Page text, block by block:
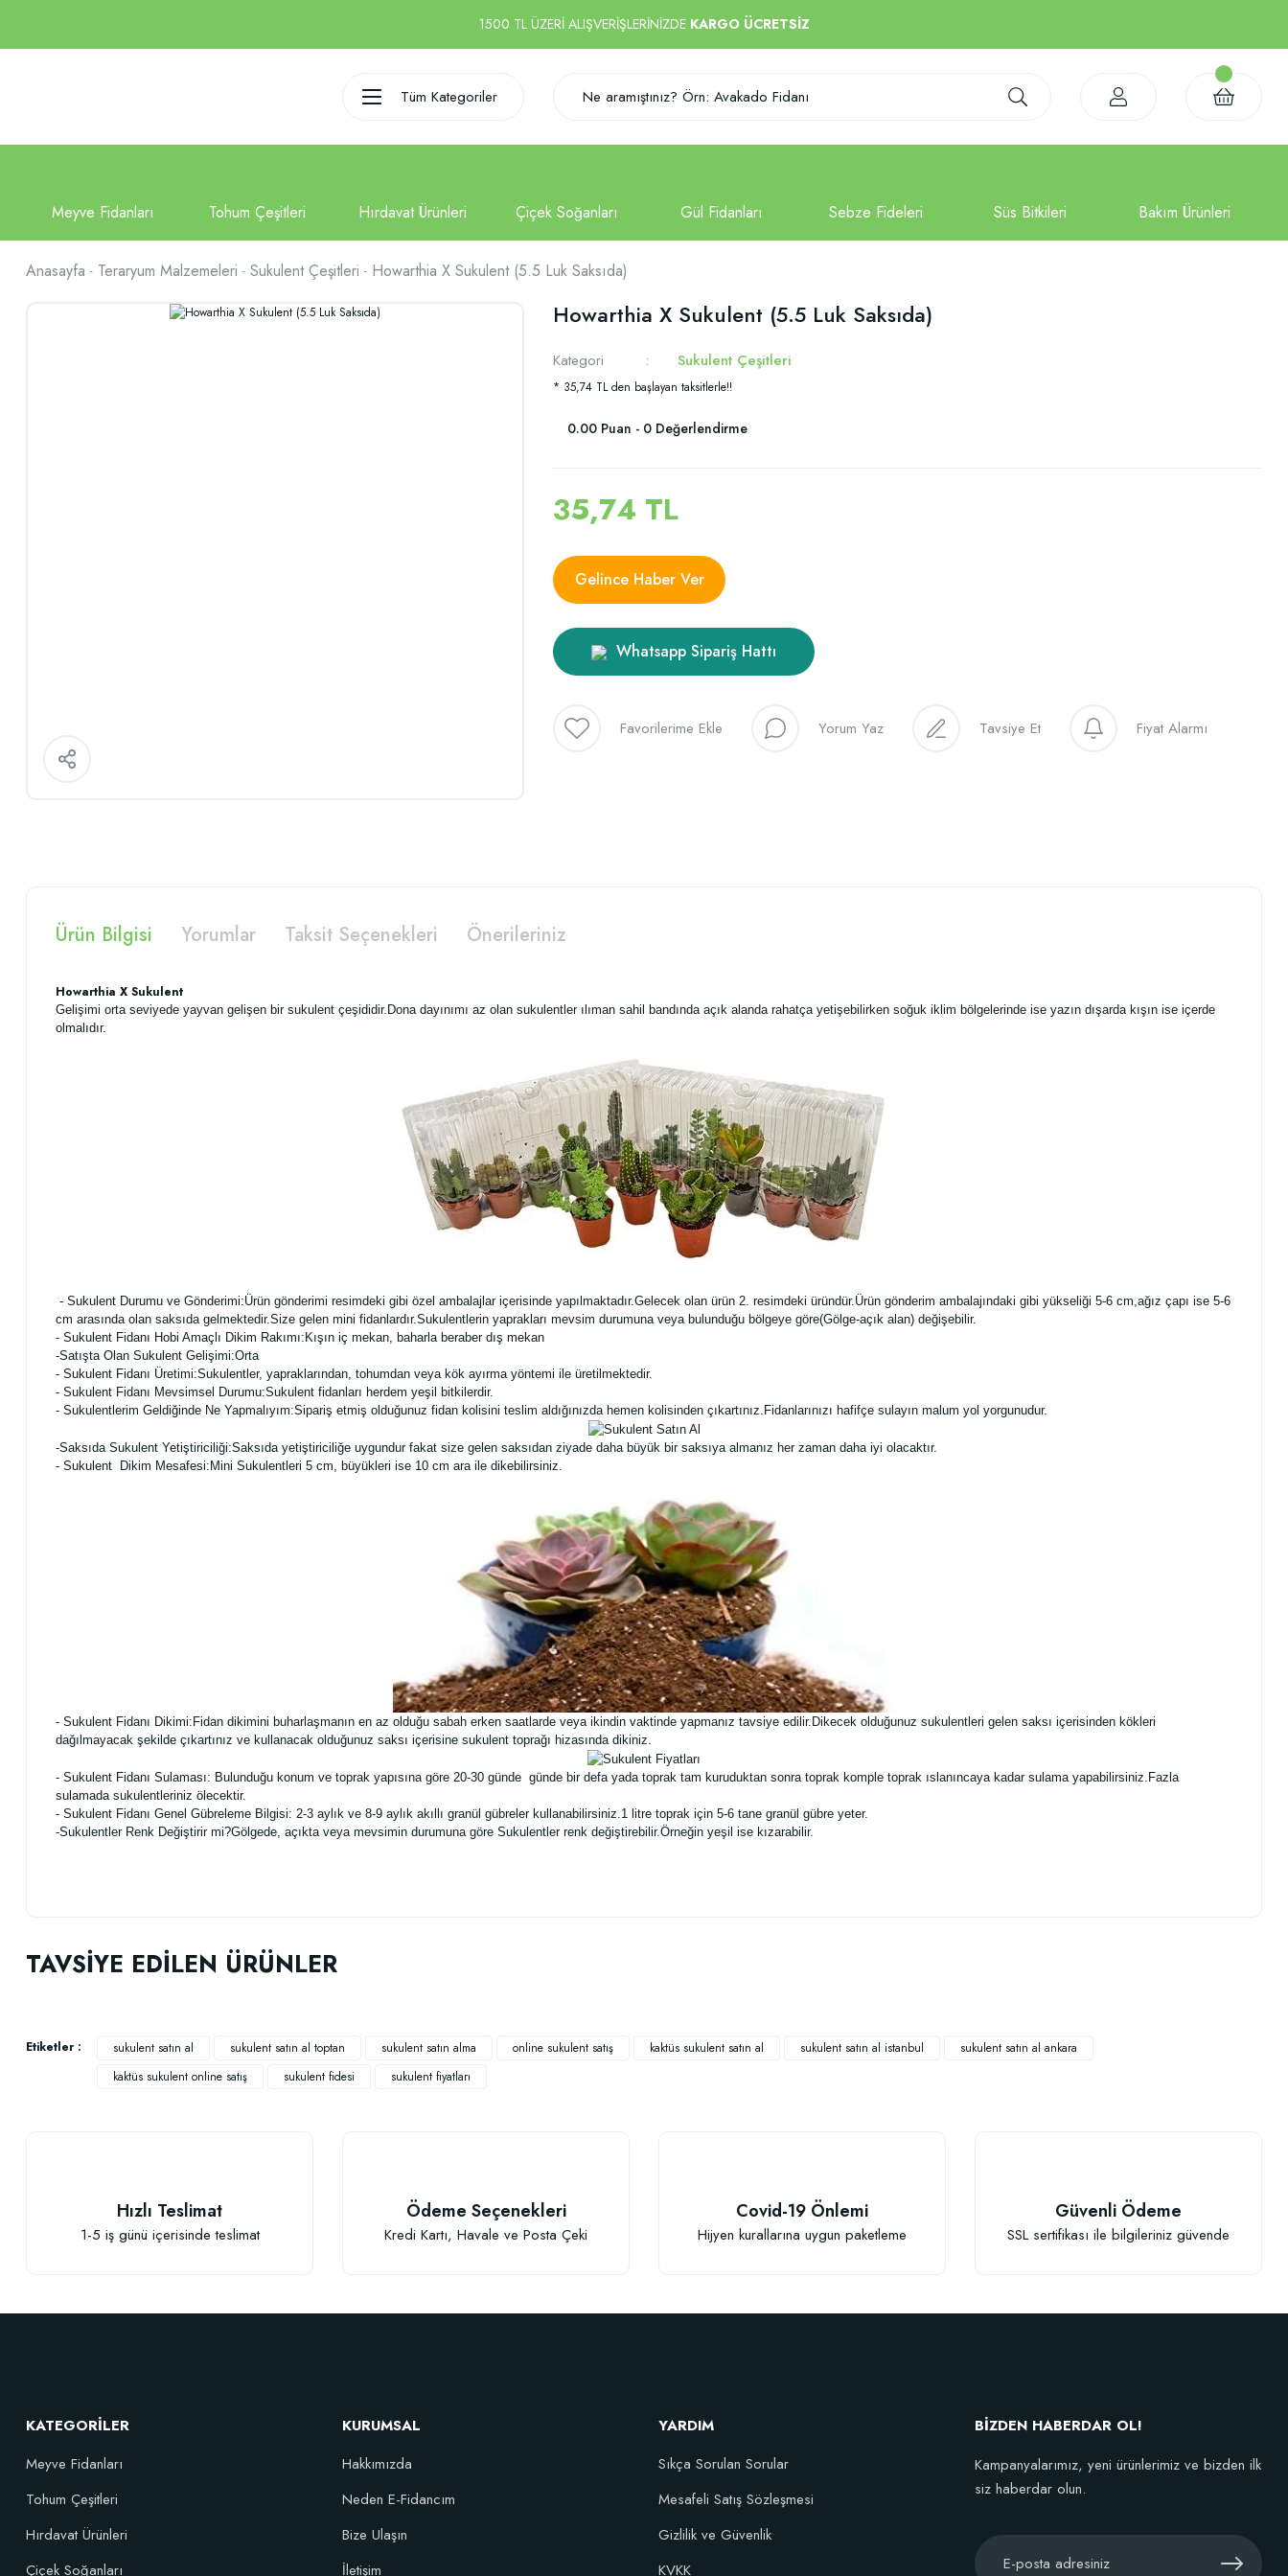
1500 TL ÜZERİ ALIŞVERİŞLERİNİZDE KARGO ÜCRETSİZ
Tüm Kategoriler
Anasayfa Teraryum Malzemeleri Sukulent Çeşitleri Howarthia X Sukulent (5.5 Luk Saksıda)
Howarthia X Sukulent (5.5 Luk Saksıda)
Kategori Sukulent Çeşitleri
* 35,74 TL den başlayan taksitlerle!!
0.00 Puan - 0 Değerlendirme
35,74 TL
Gelince Haber Ver
Whatsapp Sipariş Hattı
Yorum Yaz Tavsiye Et Fiyat Alarmı
Ürün Bilgisi Yorumlar Taksit Seçenekleri Önerileriniz
Howarthia X Sukulent
Gelişimi orta seviyede yayvan gelişen bir sukulent çeşididir.Dona dayınımı az olan sukulentler ılıman sahil bandında açık alanda rahatça yetişebilirken soğuk iklim bölgelerinde ise yazın dışarda kışın ise içerde
olmalıdır.
- Sukulent Durumu ve Gönderimi:Ürün gönderimi resimdeki gibi özel ambalajlar içerisinde yapılmaktadır.Gelecek olan ürün 2. resimdeki üründür.Ürün gönderim ambalajındaki gibi yükseliği 5-6 cm,ağız çapı ise 5-6
cm arasında olan saksıda gelmektedir.Size gelen mini fidanlardır.Sukulentlerin yaprakları mevsim durumuna veya bulunduğu bölgeye göre(Gölge-açık alan) değişebilir.
- Sukulent Fidanı Hobi Amaçlı Dikim Rakımı:Kışın iç mekan, baharla beraber dış mekan
-Satışta Olan Sukulent Gelişimi:Orta
- Sukulent Fidanı Üretimi:Sukulentler, yapraklarından, tohumdan veya kök ayırma yöntemi ile üretilmektedir.
- Sukulent Fidanı Mevsimsel Durumu:Sukulent fidanları herdem yeşil bitkilerdir.
- Sukulentlerim Geldiğinde Ne Yapmalıyım:Sipariş etmiş olduğunuz fidan kolisini teslim aldığınızda hemen kolisinden çıkartınız.Fidanlarınızı hafifçe sulayın malum yol yorgunudur.
-Saksıda Sukulent Yetiştiriciliği:Saksıda yetiştiriciliğe uygundur fakat size gelen saksıdan ziyade daha büyük bir saksıya almanız her zaman daha iyi olacaktır.
- Sukulent Dikim Mesafesi:Mini Sukulentleri 5 cm, büyükleri ise 10 cm ara ile dikebilirsiniz.
- Sukulent Fidanı Dikimi:Fidan dikimini buharlaşmanın en az olduğu sabah erken saatlarde veya ikindin vaktinde yapmanız tavsiye edilir.Dikecek olduğunuz sukulentleri gelen saksı içerisinden kökleri
dağılmayacak şekilde çıkartınız ve kullanacak olduğunuz saksı içerisine sukulent toprağı hizasında dikiniz.
- Sukulent Fidanı Sulaması: Bulunduğu konum ve toprak yapısına göre 20-30 günde günde bir defa yada toprak tam kuruduktan sonra toprak komple toprak ıslanıncaya kadar sulama yapabilirsiniz.Fazla
sulamada sukulentleriniz ölecektir.
- Sukulent Fidanı Genel Gübreleme Bilgisi: 2-3 aylık ve 8-9 aylık akıllı granül gübreler kullanabilirsiniz.1 litre toprak için 5-6 tane granül gübre yeter.
-Sukulentler Renk Değiştirir mi?Gölgede, açıkta veya mevsimin durumuna göre Sukulentler renk değiştirebilir.Örneğin yeşil ise kızarabilir.
Ürün bilgilerinde hatalar bulunuyor.
Ürün fiyatı diğer sitelerden daha pahalı.
TAVSİYE EDİLEN ÜRÜNLER
Özel Karışım Kaktüs Sukkulent Toprağı (2 litre) Kaktüs Sukulent Üretim Saksısı 5,5 Luk (50 adet)
Etiketler : sukulent satın al sukulent satın al toptan sukulent satın alma online sukulent satış kaktüs sukulent satın al sukulent satın al istanbul
sukulent satın al ankara
kaktüs sukulent online satış
sukulent fidesi sukulent fiyatları
Hızlı Teslimat
1-5 iş günü içerisinde teslimat
Ödeme Seçenekleri
Kredi Kartı, Havale ve Posta Çeki
Covid-19 Önlemi
Hijyen kurallarına uygun paketleme
Güvenli Ödeme
SSL sertifikası ile bilgileriniz güvende
KATEGORİLER
Meyve Fidanları
Tohum Çeşitleri
Hırdavat Ürünleri
Çiçek Soğanları
KURUMSAL
Hakkımızda
Neden E-Fidancım
Bize Ulaşın
İletişim
YARDIM
Sıkça Sorulan Sorular
Mesafeli Satış Sözleşmesi
Gizlilik ve Güvenlik
KVKK
BİZDEN HABERDAR OL!
Kampanyalarımız, yeni ürünlerimiz ve bizden ilk
siz haberdar olun.